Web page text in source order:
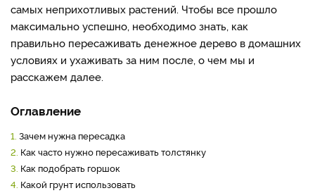
самых неприхотливых растений. Чтобы все прошло
максимально успешно, необходимо знать, как
правильно пересаживать денежное дерево в домашних
условиях и ухаживать за ним после, о чем мы и
расскажем далее.
Оглавление
1. Зачем нужна пересадка
2. Как часто нужно пересаживать толстянку
3. Как подобрать горшок
4. Какой грунт использовать